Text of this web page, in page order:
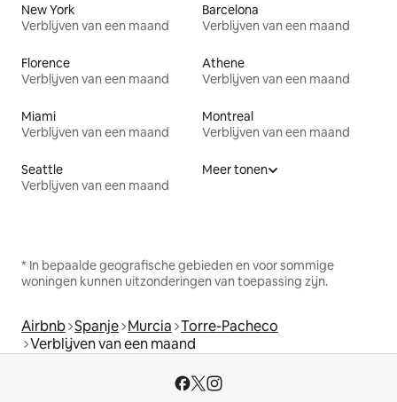
New York
Verblijven van een maand
Barcelona
Verblijven van een maand
Florence
Verblijven van een maand
Athene
Verblijven van een maand
Miami
Verblijven van een maand
Montreal
Verblijven van een maand
Seattle
Verblijven van een maand
Meer tonen
* In bepaalde geografische gebieden en voor sommige
woningen kunnen uitzonderingen van toepassing zijn.
Airbnb Spanje Murcia Torre-Pacheco
Verblijven van een maand